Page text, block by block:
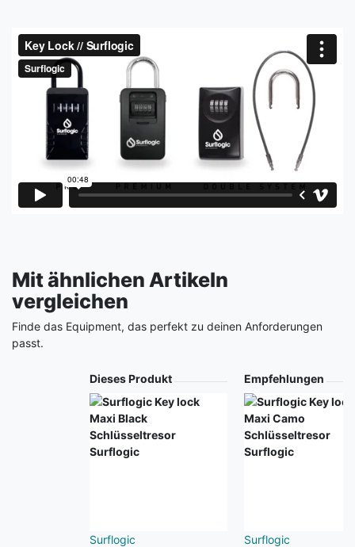
Mit ähnlichen Artikeln
vergleichen
Finde das Equipment, das perfekt zu deinen Anforderungen
passt.
Dieses Produkt
Surflogic
Empfehlungen
Surflogic